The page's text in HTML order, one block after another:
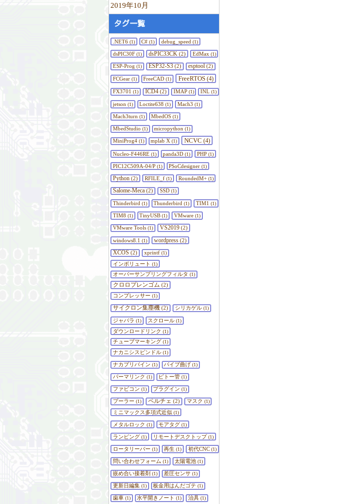
2019年10月
タグ一覧
.NET6(1) C# (1) debug_speed (1)
dsPIC30F(1) dsPIC33CK (2) EdMax (1)
ESP-Prog (1) ESP32-S3(2) esptool (2)
FCGear(1) FreeCAD (1) FreeRTOS(4)
FX3701 (1) ICD4(2) IMAP(1) INL (1)
jetson (1) Loctite638 (1) Mach3 (1)
Mach3turn (1) MbedOS (1)
MbedStudio (1) micropython (1)
MiniProg4(1) mplab X (1) NCVC (4)
Nucleo-F446RE(1) panda3D (1) PHP(1)
PIC12C509A-04/P(1) PSoCdesigner (1)
Python (2) RFILE_f(1) RoundedM+(1)
Salome-Meca (2) SSD(1)
Thinderbird (1) Thunderbird (1) TIM1 (1)
TIM8 (1) TinyUSB (1) VMware(1)
VMware Tools(1) VS2019(2)
windows8.1 (1) wordpress(2)
XCOS (2) xprintf(1)
インボリュート (1)
オーバーサンプリングフィルタ (1)
クロロプレンゴム (2)
コンプレッサー (1)
サイクロン集塵機 (2) シリカゲル(1)
ジャバラ (1) スクロール (1)
ダウンロードリンク (1)
チューブマーキング (1)
ナカニシスピンドル(1)
ナカプリバイン (1) パイプ曲げ (1)
パーマリンク (1) ピトー管 (1)
ファビコン (1) プラグイン (1)
プーラー (1) ペルチェ (2) マスク (1)
ミニマックス多項式近似 (1)
メタルロック (1) モアタグ (1)
ランピング(1) リモートデスクトップ(1)
ロータリーバー (1) 再生 (1) 初代CNC(1)
問い合わせフォーム (1) 太陽電池 (1)
嵌め合い接着剤 (1) 差圧センサ (1)
更新日編集(1) 板金用はんだゴテ (1)
歯車(1) 水平開きノート (1) 治具(1)